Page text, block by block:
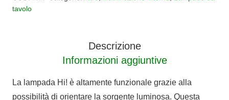
Hi!
tavolo
Descrizione
Informazioni aggiuntive
La lampada Hi! è altamente funzionale grazie alla
possibilità di orientare la sorgente luminosa. Questa